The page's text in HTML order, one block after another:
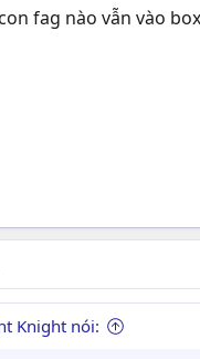
fag nào vẫn vào
Knight nói: